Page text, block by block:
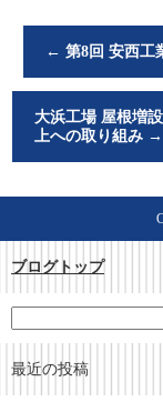
← 第8回 安西工
大浜工場 屋根増
上への取り組み →
ブログトップ
最近の投稿